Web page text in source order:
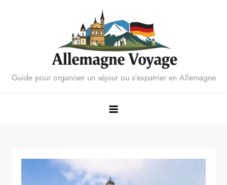
Guide pour organiser un séjour ou s'expatrier en Allemagne